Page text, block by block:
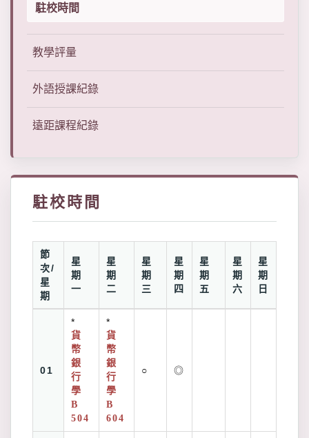
駐校時間
教學評量
外語授課紀錄
遠距課程紀錄
駐校時間
節
次/
星
期
星
期
一
星
期
二
星
期
三
星
期
四
星
期
五
星
期
六
星
期
日
01
*
貨
幣
銀
行
學
B
504
*
貨
幣
銀
行
學
B
604
○ ◎